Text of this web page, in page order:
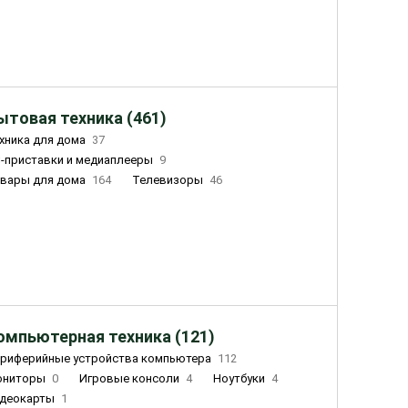
техника (461)
для дома 37
приставки и медиаплееры
9
для дома 164 Телевизоры 46
техника (121)
устройства компьютера 112
0 Игровые консоли 4 Ноутбуки 4
1